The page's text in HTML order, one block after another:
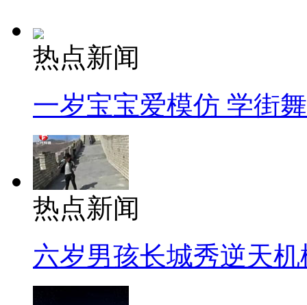
热点新闻
一岁宝宝爱模仿 学街
热点新闻
六岁男孩长城秀逆天机